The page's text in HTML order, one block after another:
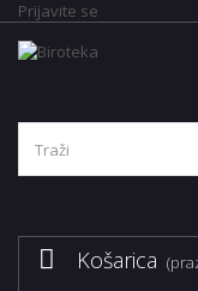
Prijavite se
Košarica